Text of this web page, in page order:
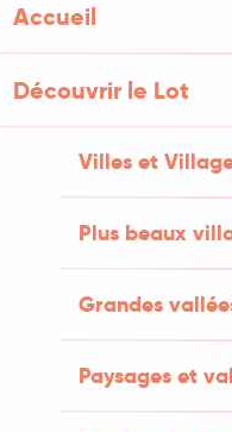
Accueil
Découvrir le Lot
Villes et
Plus beaux
Grandes
Paysages et
aux maisons
du Mas
dormir jusqu’à 2
et à proximité de
authentique
sauvé de la